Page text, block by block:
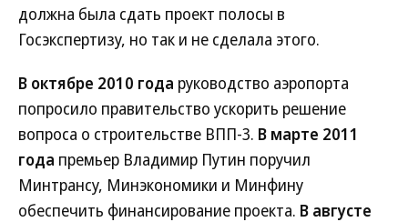
должна была сдать проект полосы в
Госэкспертизу, но так и не сделала этого.
В октябре 2010 года руководство аэропорта
попросило правительство ускорить решение
вопроса о строительстве ВПП-3. В марте 2011
года премьер Владимир Путин поручил
Минтрансу, Минэкономики и Минфину
обеспечить финансирование проекта. В августе